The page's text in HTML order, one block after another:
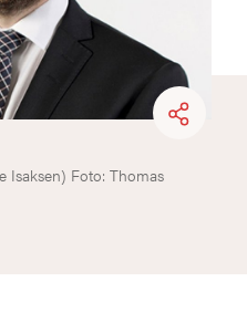
Isaksen) Foto: Thomas